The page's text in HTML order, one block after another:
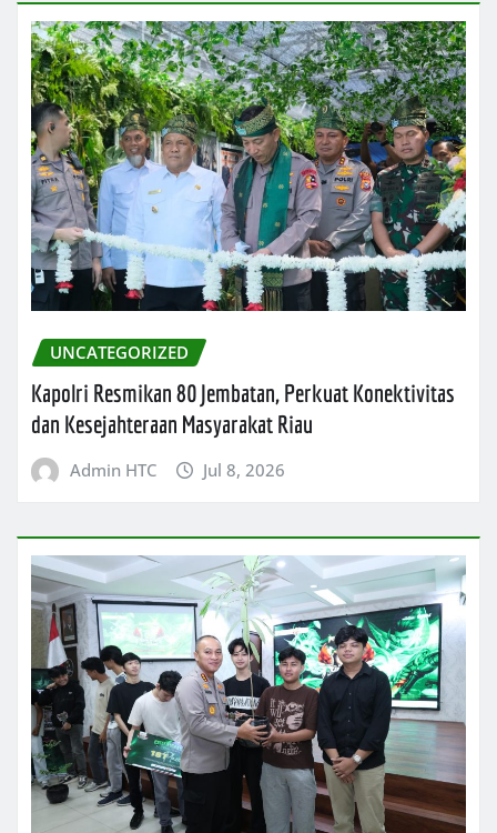
UNCATEGORIZED
Kapolri Resmikan 80 Jembatan, Perkuat Konektivitas
dan Kesejahteraan Masyarakat Riau
Admin HTC Jul 8, 2026